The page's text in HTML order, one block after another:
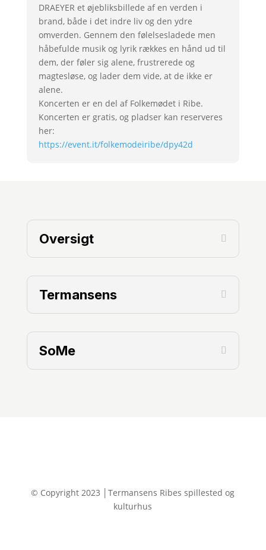
DRAEYER et øjebliksbillede af en verden i
brand, både i det indre liv og den ydre
omverden. Gennem den følelsesladede men
håbefulde musik og lyrik rækkes en hånd ud til
dem, der føler sig alene, frustrerede og
magtesløse, og lader dem vide, at de ikke er
alene.
Koncerten er en del af Folkemødet i Ribe.
Koncerten er gratis, og pladser kan reserveres
her:
https://event.it/folkemodeiribe/dpy42d
Oversigt
Termansens
SoMe
© Copyright 2023 │Termansens Ribes spillested og
kulturhus